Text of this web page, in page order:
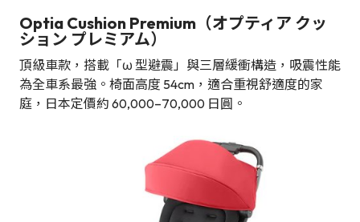
Optia Cushion Premium（オプティア クッ
ション プレミアム）
頂級車款，搭載「ω 型避震」與三層緩衝構造，吸震性能
為全車系最強。椅面高度 54cm，適合重視舒適度的家
庭，日本定價約 60,000–70,000 日圓。